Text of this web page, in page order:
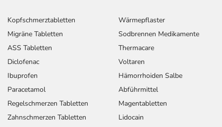
Abhängig von
Ihrer
Erkrankung und
dem Stadium
der Behandlung,
wird das
Arzneimittel von
Ihrem Arzt in
der Regel
1 Tablette 1-mal täglich
Kopfschmerztabletten
Migräne Tabletten
ASS Tabletten
Diclofenac
Ibuprofen
Paracetamol
Regelschmerzen Tabletten
Zahnschmerzen Tabletten
Wärmepflaster
Sodbrennen Medikamente
Thermacare
Voltaren
Hämorrhoiden Salbe
Abführmittel
Magentabletten
Lidocain